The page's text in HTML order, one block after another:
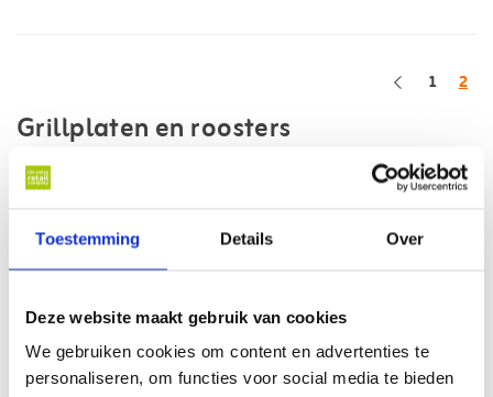
Toestemming Details Over
Deze website maakt gebruik van cookies
We gebruiken cookies om content en advertenties te
personaliseren, om functies voor social media te bieden
1 2
Grillplaten en roosters
Voor diverse barbecues van Campingaz worden er op deze
pagina grillplaten/roosters aangeboden. Een grillplaat en
ananas, aubergine, aardappels en nog veel meer!
grilrooster?
Een grilplaat heeft ribbels waardoor etenswaren goed gegrilld
worden. Daarnaast blijft bij etenswaar eigen vet of vocht op de